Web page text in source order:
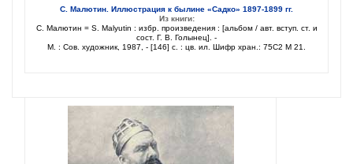
С. Малютин. Иллюстрация к былине «Садко» 1897-1899 гг.
Из книги:
С. Малютин = S. Malyutin : избр. произведения : [альбом / авт. вступ. ст. и
сост. Г. В. Голынец]. -
М. : Сов. художник, 1987, - [146] с. : цв. ил. Шифр хран.: 75С2 М 21.